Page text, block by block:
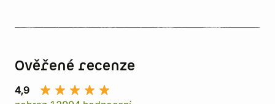
Ověřené recenze
4,9